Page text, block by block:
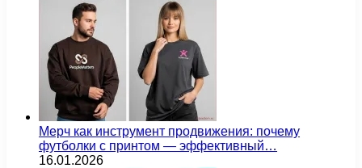
Мерч как инструмент продвижения: почему
футболки с принтом — эффективный…
16.01.2026